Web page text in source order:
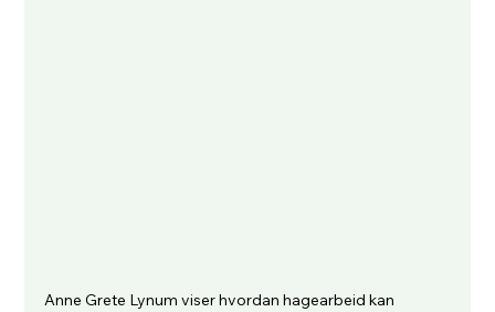
Anne Grete Lynum viser hvordan hagearbeid kan